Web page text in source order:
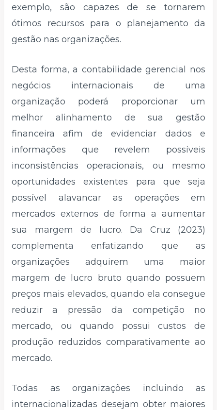
exemplo, são capazes de se tornarem
ótimos recursos para o planejamento da
gestão nas organizações.
Desta forma, a contabilidade gerencial nos
negócios internacionais de uma
organização poderá proporcionar um
melhor alinhamento de sua gestão
financeira afim de evidenciar dados e
informações que revelem possíveis
inconsistências operacionais, ou mesmo
oportunidades existentes para que seja
possível alavancar as operações em
mercados externos de forma a aumentar
sua margem de lucro. Da Cruz (2023)
complementa enfatizando que as
organizações adquirem uma maior
margem de lucro bruto quando possuem
preços mais elevados, quando ela consegue
reduzir a pressão da competição no
mercado, ou quando possui custos de
produção reduzidos comparativamente ao
mercado.
Todas as organizações incluindo as
internacionalizadas desejam obter maiores